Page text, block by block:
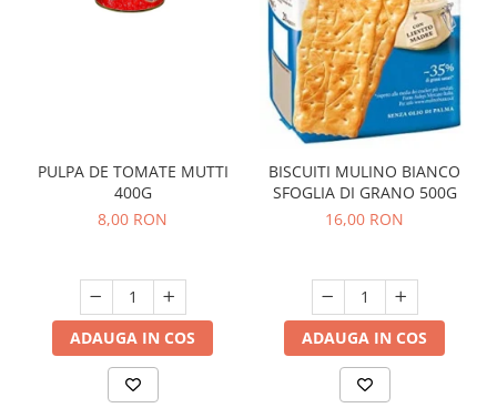
PULPA DE TOMATE MUTTI
400G
8,00 RON
ADAUGA IN COS
BISCUITI MULINO BIANCO
SFOGLIA DI GRANO 500G
16,00 RON
ADAUGA IN COS